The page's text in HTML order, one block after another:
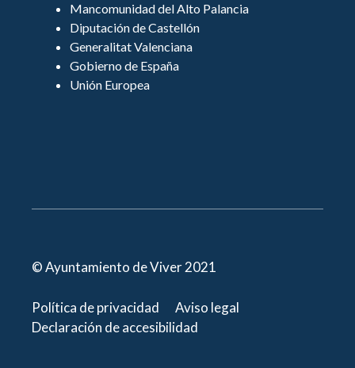
Mancomunidad del Alto Palancia
Diputación de Castellón
Generalitat Valenciana
Gobierno de España
Unión Europea
© Ayuntamiento de Viver 2021
Política de privacidad
Aviso legal
Declaración de accesibilidad